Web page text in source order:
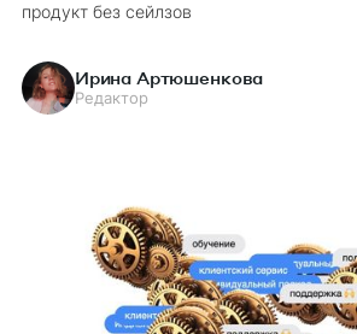
продукт без сейлзов
Ирина Артюшенкова
Редактор